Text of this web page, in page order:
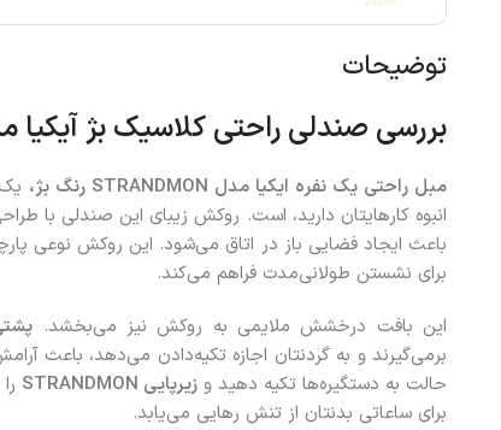
توضیحات
بررسی صندلی راحتی کلاسیک بژ آیکیا
مبل راحتی یک نفره ایکیا مدل STRANDMON رنگ بژ،
انبوه کارهایتان دارید، است. روکش زیبای این صندلی با
باعث ایجاد فضایی باز در اتاق می‌شود. این روکش نوعی
برای نشستن طولانی‌مدت فراهم می‌کند.
این بافت درخشش ملایمی به روکش نیز می‌بخشد.
برمی‌گیرند و به گردنتان اجازه تکیه‌دادن می‌دهد، باعث
حالت به دستگیره‌ها تکیه دهید وزیرپایی STRANDMON
برای ساعاتی بدنتان از تنش رهایی می‌یابد.